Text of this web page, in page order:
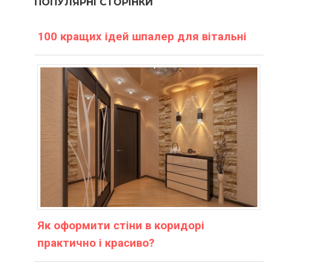
100 кращих ідей шпалер для вітальні
Як оформити стіни в коридорі
практично і красиво?